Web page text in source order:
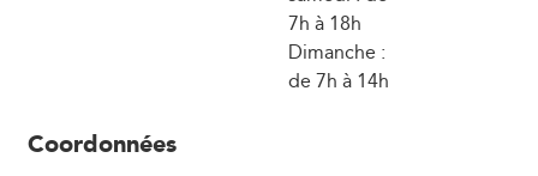
7h à 18h
Dimanche :
de 7h à 14h
Coordonnées